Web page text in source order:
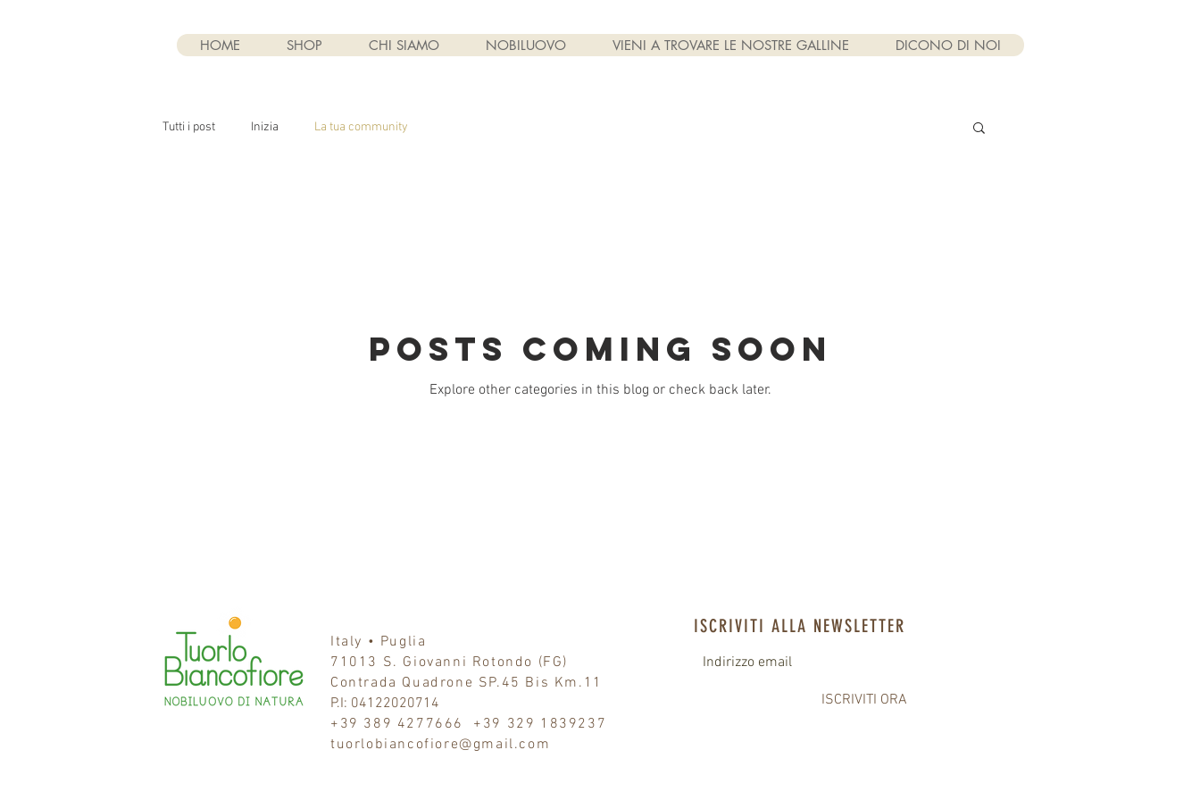
HOME SHOP CHI SIAMO NOBILUOVO VIENI A TROVARE LE NOSTRE GALLINE DICONO DI NOI
Tutti i post Inizia La tua community
Posts Coming Soon
Explore other categories in this blog or check back later.
Italy • Puglia
71013 S. Giovanni Rotondo (FG)
Contrada Quadrone SP.45 Bis Km.11
P.I: 04122020714
+39 389 4277666 +39 329 1839237
tuorlobiancofiore@gmail.com
ISCRIVITI ALLA NEWSLETTER
ISCRIVITI ORA